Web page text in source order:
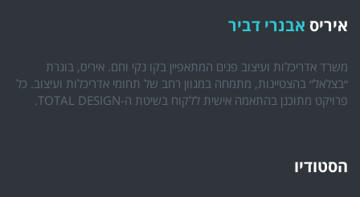
איריס אבנרי דביר
משרד אדריכלות ועיצוב פנים המתאפיין בקו נקי וחם. איריס, בוגרת
״בצלאל״ בהצטיינות, מתמחה במגוון רחב של תחומי אדריכלות ועיצוב. כל
פרויקט מתוכנן בהתאמה אישית ללקוח בשיטת ה-TOTAL DESIGN.
הסטודיו